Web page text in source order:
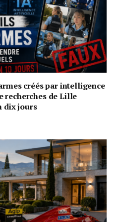
créés par intelligence
recherches de Lille
dix jours